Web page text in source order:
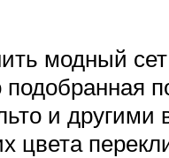
модный
и
цвета